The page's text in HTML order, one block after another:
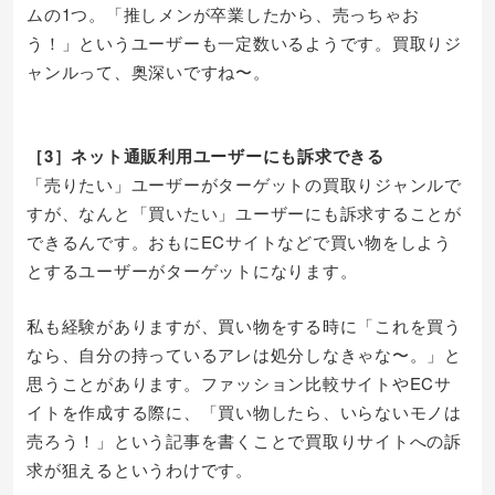
ムの1つ。「推しメンが卒業したから、売っちゃお
う！」というユーザーも一定数いるようです。買取りジ
ャンルって、奥深いですね〜。
［3］ネット通販利用ユーザーにも訴求できる
「売りたい」ユーザーがターゲットの買取りジャンルで
すが、なんと「買いたい」ユーザーにも訴求することが
できるんです。おもにECサイトなどで買い物をしよう
とするユーザーがターゲットになります。
私も経験がありますが、買い物をする時に「これを買う
なら、自分の持っているアレは処分しなきゃな〜。」と
思うことがあります。ファッション比較サイトやECサ
イトを作成する際に、「買い物したら、いらないモノは
売ろう！」という記事を書くことで買取りサイトへの訴
求が狙えるというわけです。